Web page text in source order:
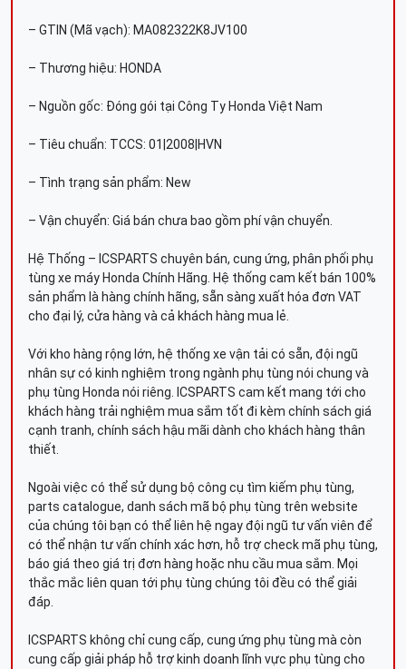
– GTIN (Mã vạch): MA082322K8JV100
– Thương hiệu: HONDA
– Nguồn gốc: Đóng gói tại Công Ty Honda Việt Nam
– Tiêu chuẩn: TCCS: 01|2008|HVN
– Tình trạng sản phẩm: New
– Vận chuyển: Giá bán chưa bao gồm phí vận chuyển.
Hệ Thống – ICSPARTS chuyên bán, cung ứng, phân phối phụ
tùng xe máy Honda Chính Hãng. Hệ thống cam kết bán 100%
sản phẩm là hàng chính hãng, sẵn sàng xuất hóa đơn VAT
cho đại lý, cửa hàng và cả khách hàng mua lẻ.
Với kho hàng rộng lớn, hệ thống xe vận tải có sẵn, đội ngũ
nhân sự có kinh nghiệm trong ngành phụ tùng nói chung và
phụ tùng Honda nói riêng. ICSPARTS cam kết mang tới cho
khách hàng trải nghiệm mua sắm tốt đi kèm chính sách giá
cạnh tranh, chính sách hậu mãi dành cho khách hàng thân
thiết.
Ngoài việc có thể sử dụng bộ công cụ tìm kiếm phụ tùng,
parts catalogue, danh sách mã bộ phụ tùng trên website
của chúng tôi bạn có thể liên hệ ngay đội ngũ tư vấn viên để
có thể nhận tư vấn chính xác hơn, hỗ trợ check mã phụ tùng,
báo giá theo giá trị đơn hàng hoặc nhu cầu mua sắm. Mọi
thắc mắc liên quan tới phụ tùng chúng tôi đều có thể giải
đáp.
ICSPARTS không chỉ cung cấp, cung ứng phụ tùng mà còn
cung cấp giải pháp hỗ trợ kinh doanh lĩnh vực phụ tùng cho